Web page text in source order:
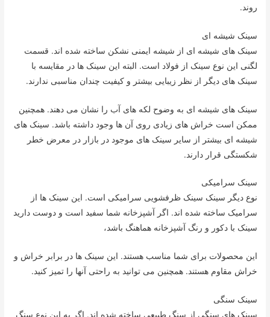
روند.
سینک شیشه ای
سینک های شیشه ای از شیشه ایمنی نشکن ساخته شده اند. قسمت
لگنی این نوع سینک از فولاد است. البته این سینک ها در مقایسه با
سینک های دیگر از نظر زیبایی بیشتر و کیفیت چندان مناسبی ندارند.
سینک های شیشه ای به وضوح لکه های آب را نشان می دهند. همچنین
ممکن است خراش های زیادی روی آن ها وجود داشته باشد. سینک های
شیشه ای بیشتر از سایر سینک های موجود در بازار در معرض خطر
شکستگی قرار دارند.
سینک سرامیکی
نوع دیگر سینک سینک ظرفشویی سرامیکی است. این سینک ها از
سرامیک ساخته شده اند. اگر آشپزخانه شما سفید است و دوست دارید
سینک با دکور و رنگ آشپزخانه هماهنگ باشد،
این محصولات برای شما مناسب هستند. این سینک ها در برابر خراش و
خراش مقاوم هستند. همچنین می توانید به راحتی آنها را تمیز کنید.
سینک سنگی
سینک های سنگی از سنگ طبیعی ساخته شده اند. اگر به این نوع سنگ